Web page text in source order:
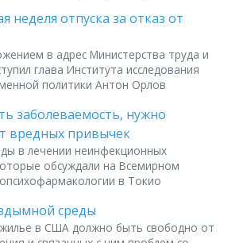
неделя отпуска за отказ от
в адрес Министерства труда и
глава Института исследования
политики Антон Орлов
заболеваемость, нужно
вредных привычек
в лечении неинфекционных
обсуждали на Всемирном
в Токио
среды
в США должно быть свободно от